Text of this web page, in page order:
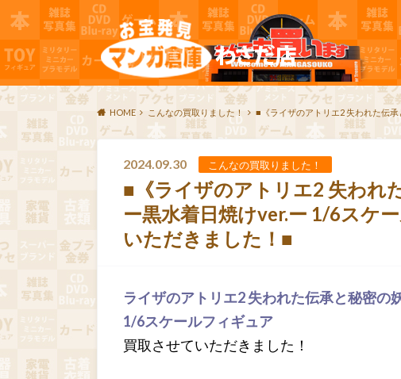
HOME こんなの買取りました！ ■《ライザのアトリエ2 失われた伝
2024.09.30 こんなの買取りました！
■《ライザのアトリエ2 失われ
ー黒水着日焼けver.ー 1/6スケ
いただきました！■
ライザのアトリエ2 失われた伝承と秘密の
1/6スケールフィギュア
買取させていただきました！